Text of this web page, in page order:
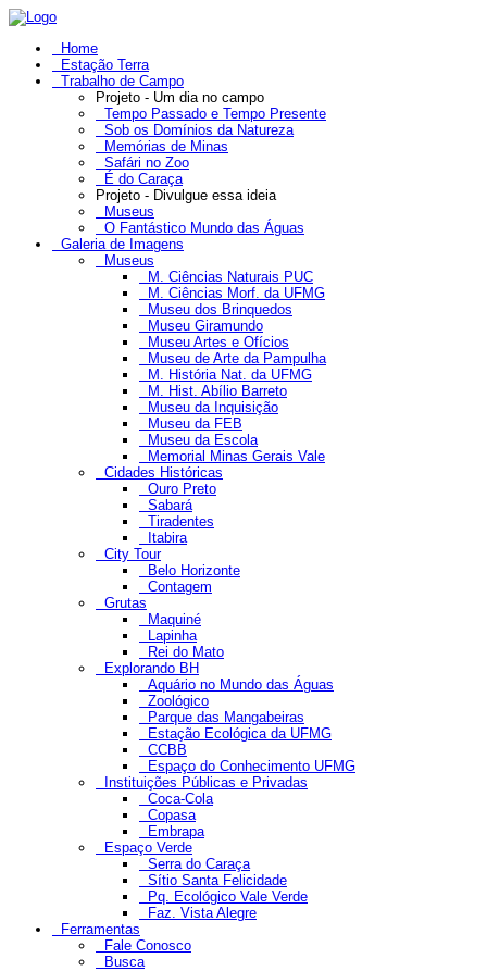
Home
Estação Terra
Trabalho de Campo
Projeto - Um dia no campo
Tempo Passado e Tempo Presente
Sob os Domínios da Natureza
Memórias de Minas
Safári no Zoo
É do Caraça
Projeto - Divulgue essa ideia
Museus
O Fantástico Mundo das Águas
Galeria de Imagens
Museus
M. Ciências Naturais PUC
M. Ciências Morf. da UFMG
Museu dos Brinquedos
Museu Giramundo
Museu Artes e Ofícios
Museu de Arte da Pampulha
M. História Nat. da UFMG
M. Hist. Abílio Barreto
Museu da Inquisição
Museu da FEB
Museu da Escola
Memorial Minas Gerais Vale
Cidades Históricas
Ouro Preto
Sabará
Tiradentes
Itabira
City Tour
Belo Horizonte
Contagem
Grutas
Maquiné
Lapinha
Rei do Mato
Explorando BH
Aquário no Mundo das Águas
Zoológico
Parque das Mangabeiras
Estação Ecológica da UFMG
CCBB
Espaço do Conhecimento UFMG
Instituições Públicas e Privadas
Coca-Cola
Copasa
Embrapa
Espaço Verde
Serra do Caraça
Sítio Santa Felicidade
Pq. Ecológico Vale Verde
Faz. Vista Alegre
Ferramentas
Fale Conosco
Busca